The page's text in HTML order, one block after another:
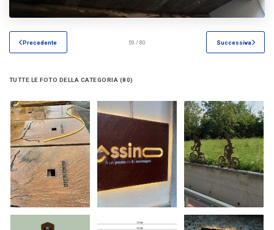
Precedente 59 / 80 Successiva
TUTTE LE FOTO DELLA CATEGORIA (80)